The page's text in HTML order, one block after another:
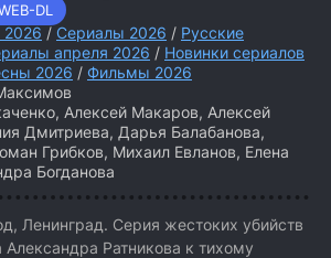
DL
2026 / Сериалы 2026 / Русские
апреля 2026 / Новинки сериалов
2026 / Фильмы 2026
Алексей Макаров, Алексей
Дмитриева, Дарья Балабанова,
Грибков, Михаил Евланов, Елена
Богданова
Ленинград. Серия жестоких убийств
Александра Ратникова к тихому